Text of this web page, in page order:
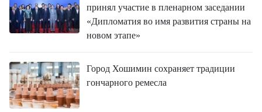
принял участие в пленарном заседании
«Дипломатия во имя развития страны на
новом этапе»
Город Хошимин сохраняет традиции
гончарного ремесла